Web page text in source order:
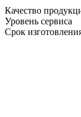
Качество
Уровень сервиса
Срок